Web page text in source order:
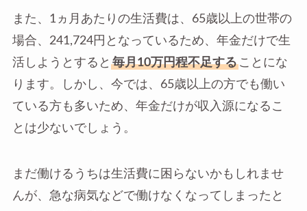
また、1ヵ月あたりの生活費は、65歳以上の世帯の
場合、241,724円となっているため、年金だけで生
活しようとすると 毎月10万円程不足することにな
ります。しかし、今では、65歳以上の方でも働い
ている方も多いため、年金だけが収入源になるこ
とは少ないでしょう。
まだ働けるうちは生活費に困らないかもしれませ
んが、急な病気などで働けなくなってしまったと